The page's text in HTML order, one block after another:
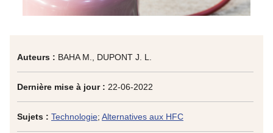
Auteurs : BAHA M., DUPONT J. L.
Dernière mise à jour : 22-06-2022
Sujets : Technologie; Alternatives aux HFC